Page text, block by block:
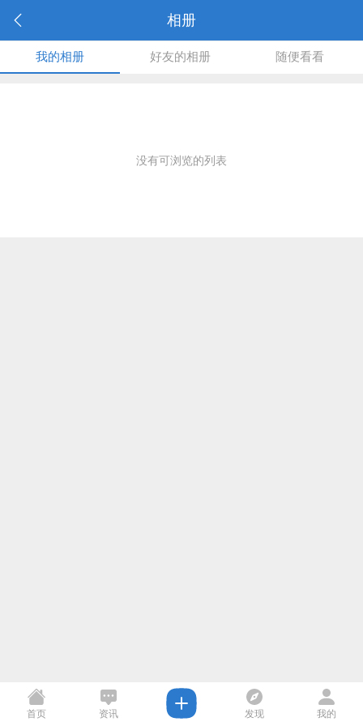
相册
我的相册 好友的相册 随便看看
没有可浏览的列表
首页 资讯 发现 我的